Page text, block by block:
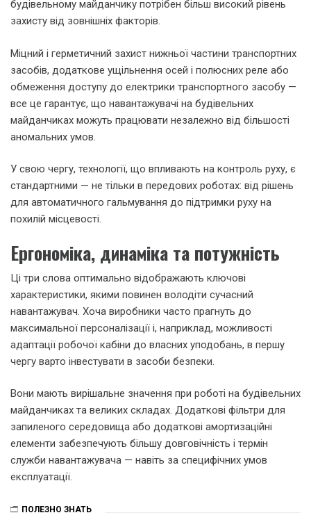
будівельному майданчику потрібен більш високий рівень
захисту від зовнішніх факторів.
Міцний і герметичний захист нижньої частини транспортних
засобів, додаткове ущільнення осей і полюсних реле або
обмеження доступу до електрики транспортного засобу —
все це гарантує, що навантажувачі на будівельних
майданчиках можуть працювати незалежно від більшості
аномальних умов.
У свою чергу, технології, що впливають на контроль руху, є
стандартними — не тільки в передових роботах: від рішень
для автоматичного гальмування до підтримки руху на
похилій місцевості.
Ергономіка, динаміка та потужність
Ці три слова оптимально відображають ключові
характеристики, якими повинен володіти сучасний
навантажувач. Хоча виробники часто прагнуть до
максимальної персоналізації і, наприклад, можливості
адаптації робочої кабіни до власних уподобань, в першу
чергу варто інвестувати в засоби безпеки.
Вони мають вирішальне значення при роботі на будівельних
майданчиках та великих складах. Додаткові фільтри для
запиленого середовища або додаткові амортизаційні
елементи забезпечують більшу довговічність і термін
служби навантажувача — навіть за специфічних умов
експлуатації.
ПОЛЕЗНО ЗНАТЬ